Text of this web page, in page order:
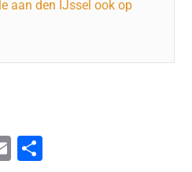
aan den IJssel ook op
E